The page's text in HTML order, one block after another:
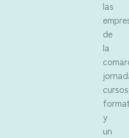
las
de
la
cursos
y
un